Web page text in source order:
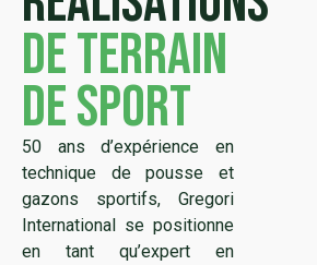
de terrain
de sport
50 ans d’expérience en
technique de pousse et
gazons sportifs, Gregori
International se positionne
en tant qu’expert en